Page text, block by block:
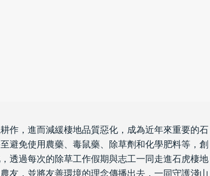
作，進而減緩棲地品質惡化，成為近年來重要的石
避免使用農藥、毒鼠藥、除草劑和化學肥料等，創
透過每次的除草工作假期與志工一同走進石虎棲地
友，並將友善環境的理念傳播出去，一同守護淺山